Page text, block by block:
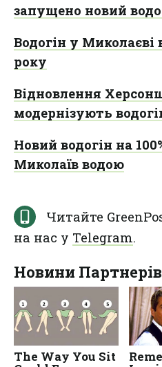
запущено новий
Водогін у Миколаєві
року
Відновлення
модернізують
Новий водогін на
Миколаїв водою
Читайте
на нас у Telegram.